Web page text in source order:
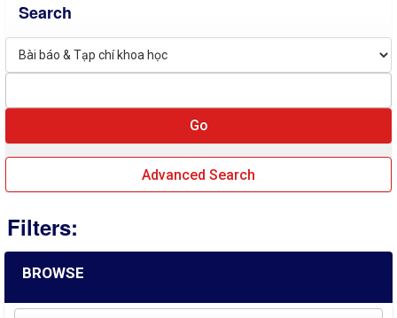
Search
Advanced Search
Filters:
BROWSE